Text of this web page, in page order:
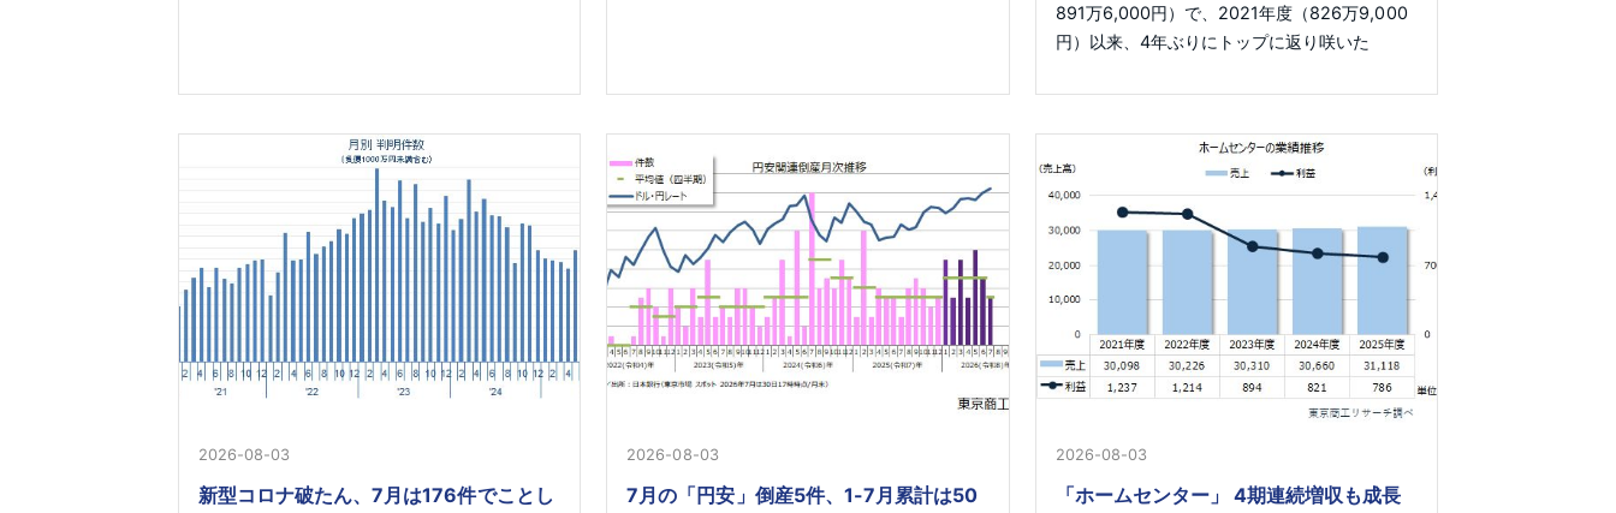
891万6,000円）で、2021年度（826万9,000
円）以来、4年ぶりにトップに返り咲いた
2026-08-03
新型コロナ破たん、7月は176件でことし
2026-08-03
7月の「円安」倒産5件、1-7月累計は50
2026-08-03
「ホームセンター」 4期連続増収も成長